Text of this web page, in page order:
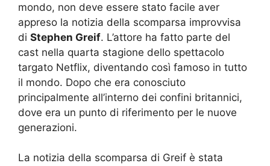
mondo, non deve essere stato facile aver
appreso la notizia della scomparsa improvvisa
di Stephen Greif. L’attore ha fatto parte del
cast nella quarta stagione dello spettacolo
targato Netflix, diventando così famoso in tutto
il mondo. Dopo che era conosciuto
principalmente all’interno dei confini britannici,
dove era un punto di riferimento per le nuove
generazioni.
La notizia della scomparsa di Greif è stata